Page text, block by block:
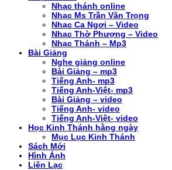
Nhạc thánh online
Nhạc Ms Trần Văn Trọng
Nhạc Ca Ngơi – Video
Nhạc Thờ Phượng – Video
Nhạc Thánh – Mp3
Bài Giảng
Nghe giảng online
Bài Giảng – mp3
Tiếng Anh- mp3
Tiếng Anh-Việt- mp3
Bài Giảng – video
Tiếng Anh- video
Tiếng Anh-Việt- video
Học Kinh Thánh hằng ngày
Mục Lục Kinh Thánh
Sách Mới
Hình Ảnh
Liên Lạc